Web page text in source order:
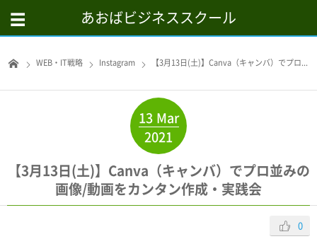
あおばビジネススクール
WEB・IT戦略 Instagram 【3月13日(土)】Canva（キャンバ）でプロ...
13 Mar
2021
【3月13日(土)】Canva（キャンバ）でプロ並みの
画像/動画をカンタン作成・実践会
0